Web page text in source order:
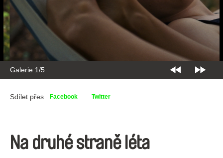
Galerie 2/5
Sdílet přes Facebook Twitter
Na druhé straně léta